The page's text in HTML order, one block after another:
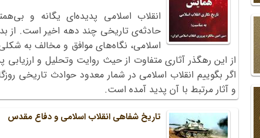
انقلاب اسلامی پدیده‌ای یگانه و
حادثه‌ی تاریخی چند دهه اخیر ‌است. از
اسلامی، نگاه‌های موافق و مخالف به
از این رهگذر آثاری متفاوت از حیث روایت وتحلیل و ارزیابی
اگر بگوییم انقلاب اسلامی در شمار معدود حوادث تاریخی
و آثار مرتبط با آن پدید آمده است.
تاریخ شفاهی انقلاب اسلامی و دفاع مقدس